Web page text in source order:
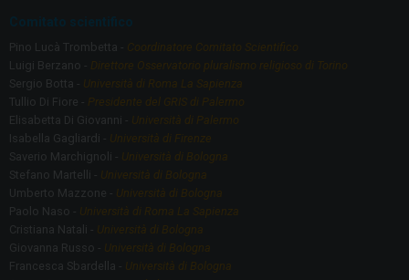
Pino Lucà Trombetta - Coordinatore Comitato Scientifico
Luigi Berzano - Direttore Osservatorio pluralismo religioso di Torino
Sergio Botta - Università di Roma La Sapienza
Tullio Di Fiore - Presidente del GRIS di Palermo
Elisabetta Di Giovanni - Università di Palermo
Isabella Gagliardi - Università di Firenze
Saverio Marchignoli - Università di Bologna
Stefano Martelli - Università di Bologna
Umberto Mazzone - Università di Bologna
Paolo Naso - Università di Roma La Sapienza
Cristiana Natali - Università di Bologna
Giovanna Russo - Università di Bologna
Francesca Sbardella - Università di Bologna